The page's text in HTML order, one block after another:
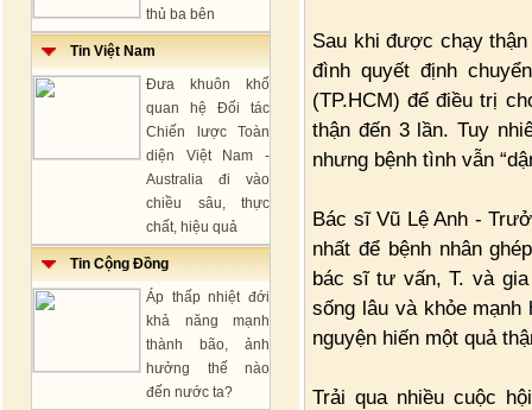
thủ ba bên
Tin Việt Nam
Đưa khuôn khổ
quan hệ Đối tác
Chiến lược Toàn
diện Việt Nam -
Australia đi vào
chiều sâu, thực
chất, hiệu quả
Tin Cộng Đồng
Áp thấp nhiệt đới
khả năng mạnh
thành bão, ảnh
hưởng thế nào
đến nước ta?
Sau khi được chạy
đình quyết định
(TP.HCM) để điều trị
thận đến 3 lần. Tuy
nhưng bệnh tình vẫn
Bác sĩ Vũ Lệ Anh -
nhất để bệnh nhân
bác sĩ tư vấn, T. và
sống lâu và khỏe
nguyện hiến một quả
Trải qua nhiều cuộc